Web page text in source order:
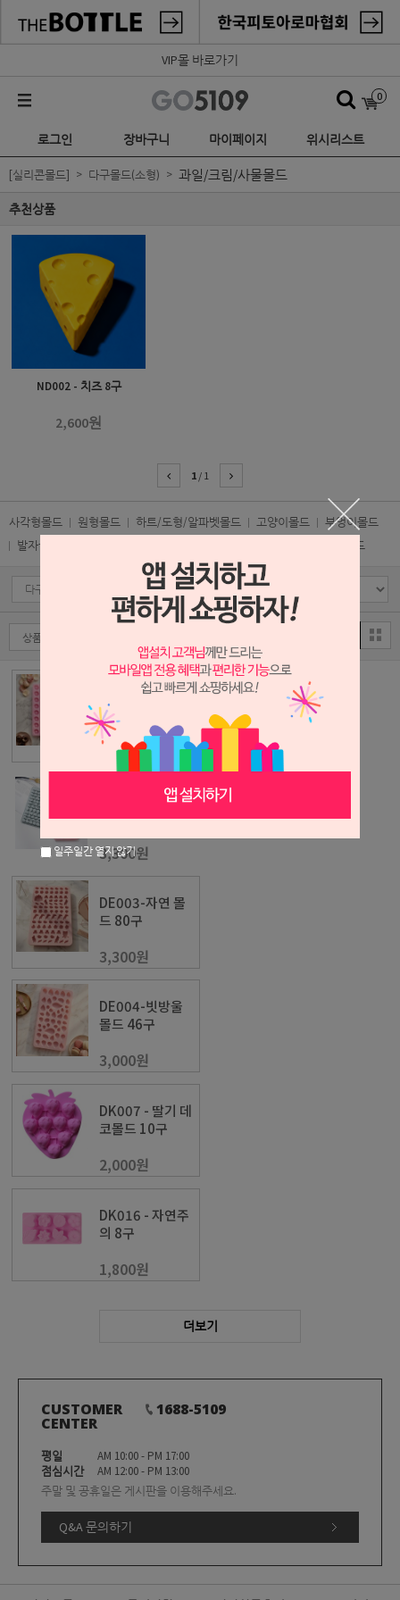
VIP몰 바로가기
0
로그인 장바구니 마이페이지 위시리스트
[실리콘몰드] 다구몰드(소형) 과일/크림/사물몰드
추천상품
ND002 - 치즈 8구
2,600원
1 / 1
사각형몰드 원형몰드 하트/도형/알파벳몰드 고양이몰드
부엉이몰드
발자국몰드
초콜렛몰드
DA002-미니도넛
몰드 48구
1,400원
DE002-이동수단
몰드 64구
3,300원
DE003-자연 몰
드 80구
3,300원
DE004-빗방울
몰드 46구
3,000원
DK007 - 딸기 데
코몰드 10구
2,000원
DK016 - 자연주
의 8구
1,800원
더보기
CUSTOMER
CENTER
1688-5109
평일
AM 10:00 - PM 17:00
점심시간
AM 12:00 - PM 13:00
주말 및 공휴일은 게시판을 이용해주세요.
Q&A 문의하기
일주일간 열지 않기